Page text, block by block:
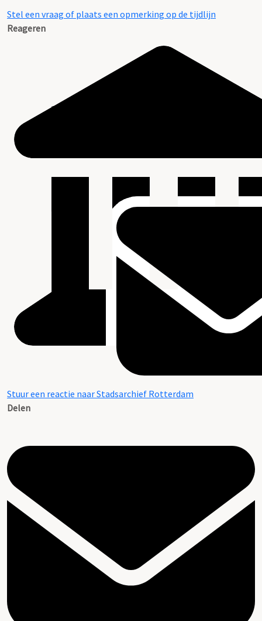
Stel een vraag of plaats een opmerking op de tijdlijn
Reageren
Stuur een reactie naar Stadsarchief Rotterdam
Delen